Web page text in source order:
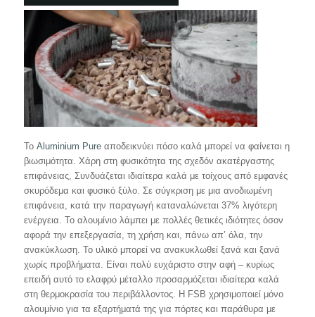
Το Aluminium Pureαποδεικνύει πόσο καλά μπορεί να φαίνεται η
βιωσιμότητα. Χάρη στη φυσικότητα της σχεδόν ακατέργαστης
επιφάνειας, Συνδυάζεται ιδιαίτερα καλά με τοίχους από εμφανές
σκυρόδεμα και φυσικό ξύλο. Σε σύγκριση με μια ανοδιωμένη
επιφάνεια, κατά την παραγωγή καταναλώνεται 37% λιγότερη
ενέργεια. Το αλουμίνιο λάμπει με πολλές θετικές ιδιότητες όσον
αφορά την επεξεργασία, τη χρήση και, πάνω απ’ όλα, την
ανακύκλωση. Το υλικό μπορεί να ανακυκλωθεί ξανά και ξανά
χωρίς προβλήματα. Είναι πολύ ευχάριστο στην αφή – κυρίως
επειδή αυτό το ελαφρύ μέταλλο προσαρμόζεται ιδιαίτερα καλά
στη θερμοκρασία του περιβάλλοντος. Η FSB χρησιμοποιεί μόνο
αλουμίνιο για τα εξαρτήματά της για πόρτες και παράθυρα με